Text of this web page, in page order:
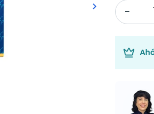
Siguiente
keyboard_arrow_right